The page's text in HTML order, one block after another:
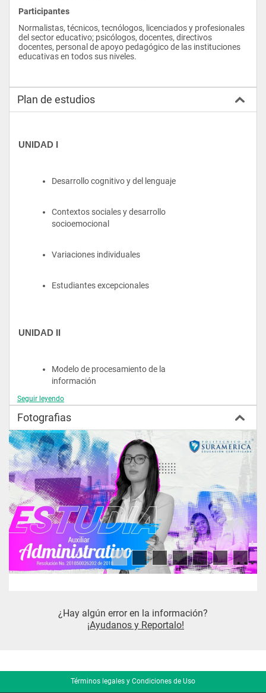
Participantes
Normalistas, técnicos, tecnólogos, licenciados y profesionales
del sector educativo; psicólogos, docentes, directivos
docentes, personal de apoyo pedagógico de las instituciones
educativas en todos sus niveles.
Plan de estudios
UNIDAD I
Desarrollo cognitivo y del lenguaje
Contextos sociales y desarrollo
socioemocional
Variaciones individuales
Estudiantes excepcionales
UNIDAD II
Modelo de procesamiento de la
información
Procesos cognitivos complejos
Modelos socioconstructivistas
Aprendizaje y cognición en las
áreas de contenido
UNIDAD III
Estudio de la motivación
Motivación, relaciones y contextos
Investigación de los problemas de
Seguir leyendo
Fotografias
¿Hay algún error en la información?
¡Ayudanos y Reportalo!
Términos legales y Condiciones de Uso